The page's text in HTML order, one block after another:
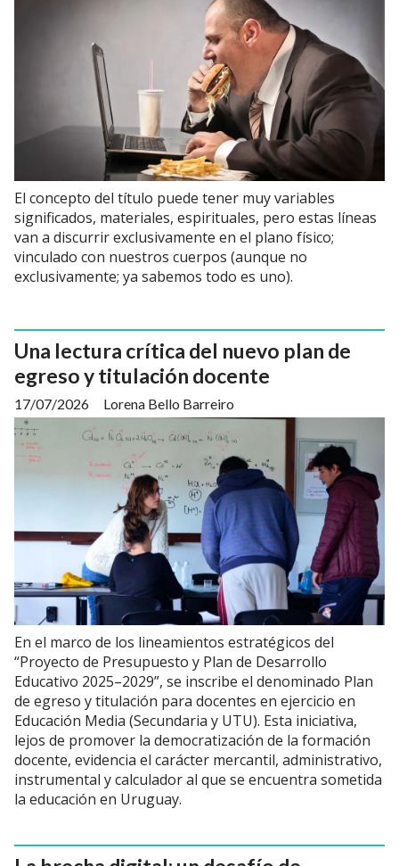
El concepto del título puede tener muy variables
significados, materiales, espirituales, pero estas líneas
van a discurrir exclusivamente en el plano físico;
vinculado con nuestros cuerpos (aunque no
exclusivamente; ya sabemos todo es uno).
Una lectura crítica del nuevo plan de
egreso y titulación docente
Lorena Bello Barreiro
17/07/2026
En el marco de los lineamientos estratégicos del
“Proyecto de Presupuesto y Plan de Desarrollo
Educativo 2025–2029”, se inscribe el denominado Plan
de egreso y titulación para docentes en ejercicio en
Educación Media (Secundaria y UTU). Esta iniciativa,
lejos de promover la democratización de la formación
docente, evidencia el carácter mercantil, administrativo,
instrumental y calculador al que se encuentra sometida
la educación en Uruguay.